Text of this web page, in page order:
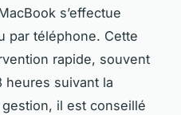
s’effectue
par téléphone. Cette
rapide, souvent
heures suivant la
il est conseillé